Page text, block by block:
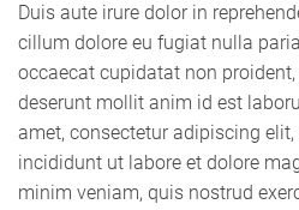
Duis aute irure dolor in
cillum dolore eu fugiat nulla
occaecat cupidatat non
deserunt mollit anim id est
amet, consectetur adipiscing
incididunt ut labore et dolore
minim veniam, quis nostrud